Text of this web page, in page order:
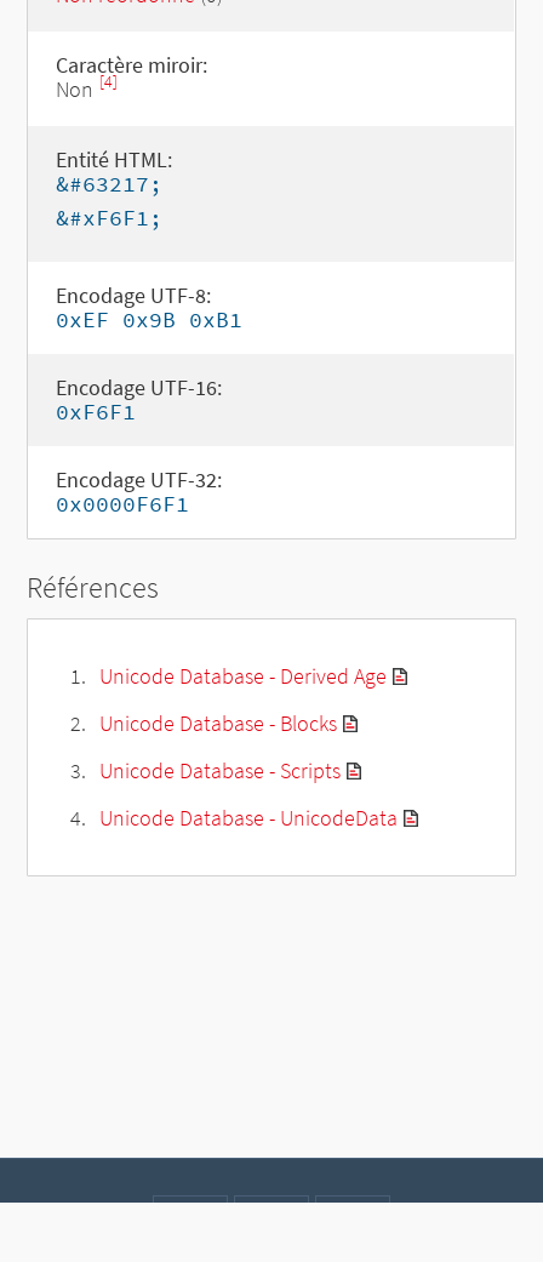
Caractère miroir:
Non [4]
Entité HTML:
&#63217;
&#xF6F1;
Encodage UTF-8:
0xEF 0x9B 0xB1
Encodage UTF-16:
0xF6F1
Encodage UTF-32:
0x0000F6F1
Références
Unicode Database - Derived Age
Unicode Database - Blocks
Unicode Database - Scripts
Unicode Database - UnicodeData